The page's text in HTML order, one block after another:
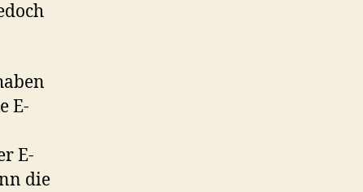
E-
E-
die